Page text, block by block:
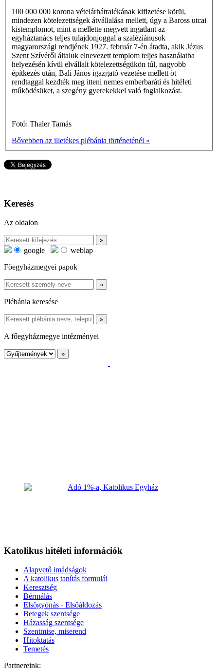
100 000 000 korona vételárhátralékának kifizetése körül,
mindezen kötelezettségek átvállalása mellett, úgy a Baross utcai
kistemplomot, mint a mellette megvett ingatlant az
egyháztanács teljes tulajdonjoggal a szaléziánusok
magyarországi rendjének 1927. február 7-én átadta, akik Jézus
Szent Szívéről általuk elnevezett templom teljes használatba
helyezésén kívül elvállalt kötelezettségükön túl, nagyobb
építkezés után, Bali János igazgató vezetése mellett öt
rendtaggal kezdték meg itteni nemes emberbaráti és hitéleti
működésüket, a szegény gyerekekkel való foglalkozást.
Fotó: Thaler Tamás
Bővebben az illetékes plébánia történeténél »
Keresés
Az oldalon
google
weblap
Főegyházmegyei papok
Plébánia keresése
A főegyházmegye intézményei
Katolikus hitéleti információk
Alapvető imádságok
A katolikus tanítás formulái
Keresztség
Bérmálás
Elsőgyónás - Elsőáldozás
Betegek szentsége
Házasság szentsége
Szentmise, miserend
Hitoktatás
Temetés
Partnereink: